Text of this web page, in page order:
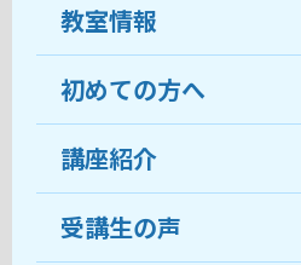
教室情報
教室について
受講生の声
おすすめ・人気の講座
初めての方へ
ココがおすすめ
料金
講座紹介
受講生の声